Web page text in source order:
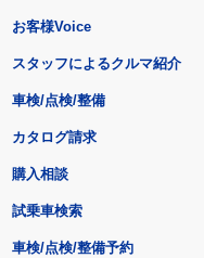
お客様Voice
スタッフによるクルマ紹介
車検/点検/整備
カタログ請求
購入相談
試乗車検索
車検/点検/整備予約